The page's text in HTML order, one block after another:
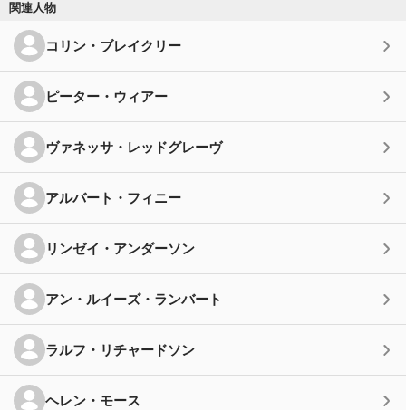
関連人物
コリン・ブレイクリー
ピーター・ウィアー
ヴァネッサ・レッドグレーヴ
アルバート・フィニー
リンゼイ・アンダーソン
アン・ルイーズ・ランバート
ラルフ・リチャードソン
ヘレン・モース